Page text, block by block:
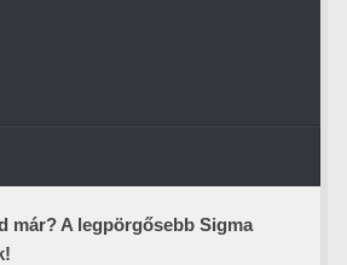
már? A legpörgősebb Sigma